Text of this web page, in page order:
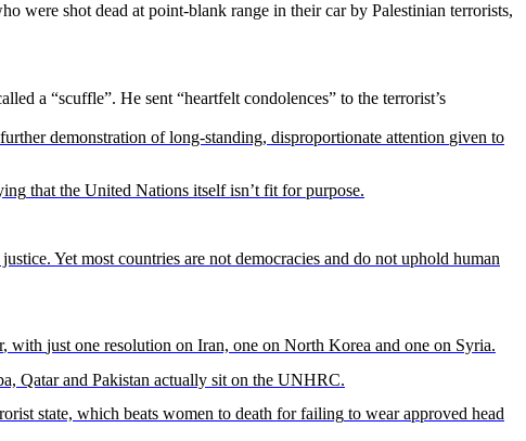
were shot dead at point-blank range in theircar by Palestinian terrorists,
a “scuffle”. He sent “heartfelt condolences” to the terrorist’s
further demonstration of long-standing, disproportionate attention given to
that the United Nations itself isn’t fit forpurpose.
Yet most countries are not democracies and do not uphold human
, with just one resolution on Iran, one on North Korea and one on Syria.
Qatar and Pakistan actually sit on the UNHRC.
state, which beats women to death forfailing to wearapproved head